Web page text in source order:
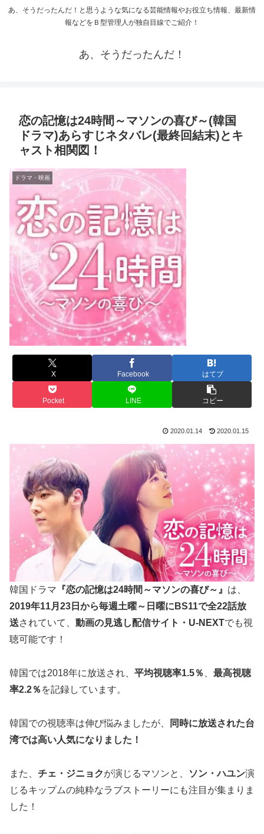
あ、そうだったんだ！と思うような気になる芸能情報やお役立ち情報、最新情
報などをＢ型管理人が独自目線でご紹介！
あ、そうだったんだ！
恋の記憶は24時間～マソンの喜び～(韓国
ドラマ)あらすじネタバレ(最終回結末)とキ
ャスト相関図！
ドラマ・映画
X Facebook はてブ
Pocket LINE コピー
2020.01.14 2020.01.15
韓国ドラマ 『恋の記憶は24時間～マソンの喜び～』 は、
2019年11月23日から毎週土曜～日曜に BS11で全22話放
送されていて、 動画の見逃し配信サイト・ U-NEXTでも視
聴可能です！
韓国では2018年に放送され、 平均視聴率1.5％
最高視聴
率2.2％ を記録しています。
韓国での視聴率は伸び悩みましたが、
同時に放送された台
湾では高い人気になりました！
また、 チェ・ジニョクが演じるマソンと、 ソン・ハユン演
じるキップムの純粋なラブストーリーにも注目が集まりま
した！